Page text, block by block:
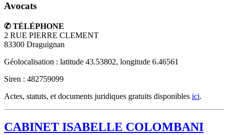
Avocats
✆ TÉLÉPHONE
2 RUE PIERRE CLEMENT
83300 Draguignan
Géolocalisation : latitude 43.53802, longitude 6.46561
Siren : 482759099
Actes, statuts, et documents juridiques gratuits disponibles ici.
CABINET ISABELLE COLOMBANI